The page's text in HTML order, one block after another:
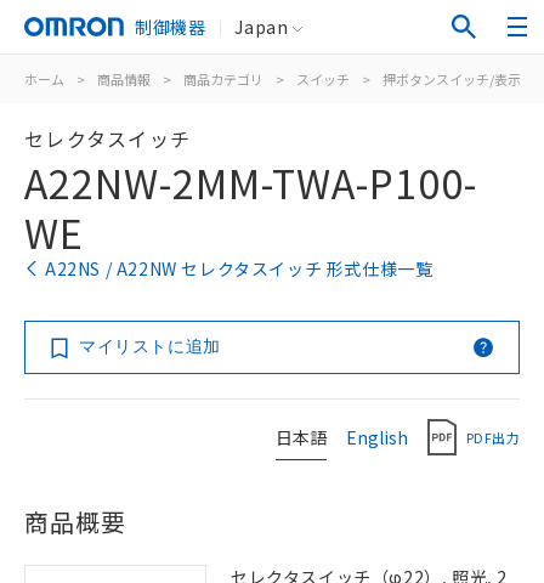
制御機器 Japan
ホーム > 商品情報 > 商品カテゴリ > スイッチ > 押ボタンスイッチ/表示灯
セレクタスイッチ
A22NW-2MM-TWA-P100-
WE
A22NS / A22NW セレクタスイッチ 形式仕様一覧
マイリストに追加
日本語 English PDF出力
商品概要
セレクタスイッチ（φ22）, 照光, 2